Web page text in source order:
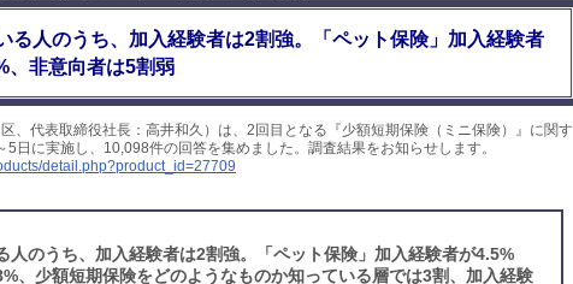
る人のうち、加入経験者は2割強。「ペット保険」加入経験者
、非意向者は5割弱
、代表取締役社長：高井和久）は、2回目となる『少額短期保険（ミニ保険）』に関す
日に実施し、10,098件の回答を集めました。調査結果をお知らせします。
detail.php?product_id=27709
人のうち、加入経験者は2割強。「ペット保険」加入経験者が4.5%
、少額短期保険をどのようなものか知っている層では3割、加入経験